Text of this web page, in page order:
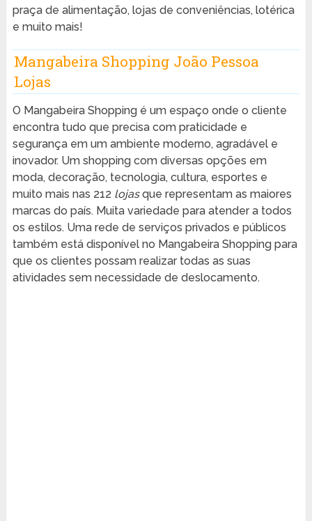
praça de alimentação, lojas de conveniências, lotérica
e muito mais!
Mangabeira Shopping João Pessoa
Lojas
O Mangabeira Shopping é um espaço onde o cliente
encontra tudo que precisa com praticidade e
segurança em um ambiente moderno, agradável e
inovador. Um shopping com diversas opções em
moda, decoração, tecnologia, cultura, esportes e
muito mais nas 212lojasque representam as maiores
marcas do país. Muita variedade para atender a todos
os estilos. Uma rede de serviços privados e públicos
também está disponível no Mangabeira Shopping para
que os clientes possam realizar todas as suas
atividades sem necessidade de deslocamento.